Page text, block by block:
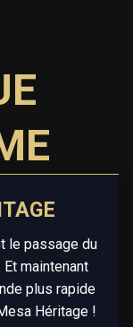
le passage du
maintenant
plus rapide
Héritage !